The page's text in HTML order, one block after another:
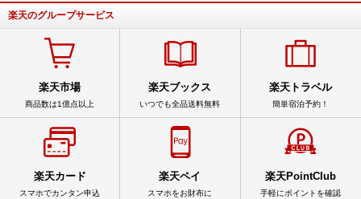
楽天のグループサービス
楽天市場
商品数は1億点以上
楽天ブックス
いつでも全品送料無料
楽天トラベル
簡単宿泊予約！
楽天カード
スマホでカンタン申込
楽天ペイ
スマホをお財布に
楽天PointClub
手軽にポイントを確認